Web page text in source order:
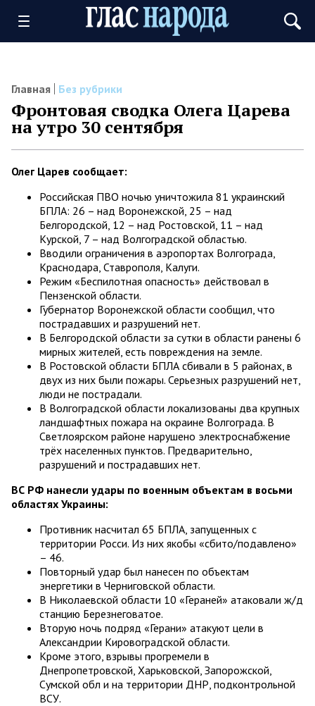
Главная Без рубрики
Фронтовая сводка Олега Царева
на утро 30 сентября
Олег Царев сообщает:
Российская ПВО ночью уничтожила 81 украинский
БПЛА: 26 – над Воронежской, 25 – над
Белгородской, 12 – над Ростовской, 11 – над
Курской, 7 – над Волгоградской областью.
Вводили ограничения в аэропортах Волгограда,
Краснодара, Ставрополя, Калуги.
Режим «Беспилотная опасность» действовал в
Пензенской области.
Губернатор Воронежской области сообщил, что
пострадавших и разрушений нет.
В Белгородской области за сутки в области ранены 6
мирных жителей, есть повреждения на земле.
В Ростовской области БПЛА сбивали в 5 районах, в
двух из них были пожары. Серьезных разрушений нет,
люди не пострадали.
В Волгоградской области локализованы два крупных
ландшафтных пожара на окраине Волгограда. В
Светлоярском районе нарушено электроснабжение
трёх населенных пунктов. Предварительно,
разрушений и пострадавших нет.
ВС РФ нанесли удары по военным объектам в восьми
областях Украины:
Противник насчитал 65 БПЛА, запущенных с
территории Росси. Из них якобы «сбито/подавлено»
– 46.
Повторный удар был нанесен по объектам
энергетики в Черниговской области.
В Николаевской области 10 «Гераней» атаковали ж/д
станцию Березнеговатое.
Вторую ночь подряд «Герани» атакуют цели в
Александрии Кировоградской области.
Кроме этого, взрывы прогремели в
Днепропетровской, Харьковской, Запорожской,
Сумской обл и на территории ДНР, подконтрольной
ВСУ.